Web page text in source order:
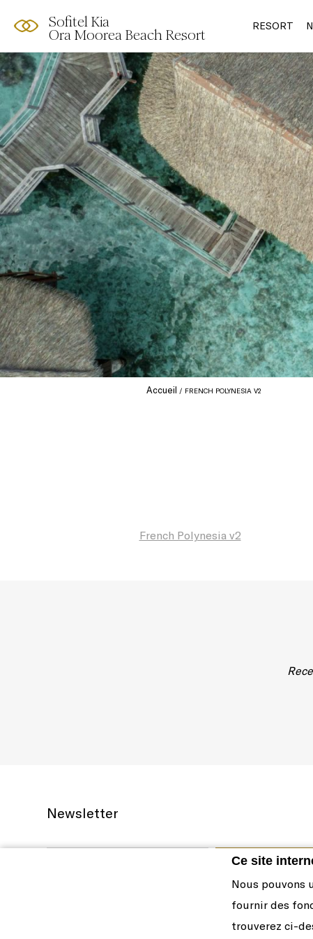
Ce site
Nous pouvons
fournir des
trouverez ci-
Sofitel Kia
Ora Moorea Beach Resort
RESORT
Accueil FRENCH POLYNESIA V2
French Polynesia v2
Newsletter